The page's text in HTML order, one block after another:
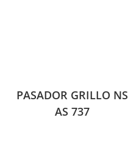
PASADOR GRILLO NS
AS 737